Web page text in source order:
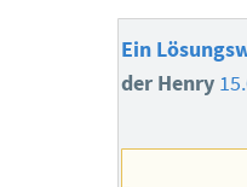
Ein
der Henry